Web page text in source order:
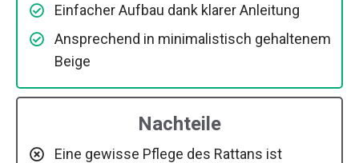
Einfacher Aufbau dank klarer Anleitung
Ansprechend in minimalistisch gehaltenem
Beige
Nachteile
Eine gewisse Pflege des Rattans ist